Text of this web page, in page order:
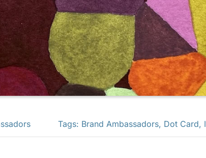
Tags: Brand Ambassadors, Dot Card,